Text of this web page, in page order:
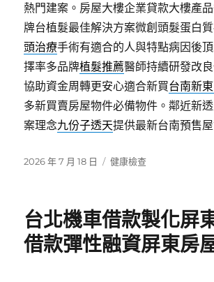
熱門建案。房屋大樓企業貸款大樓產
牌台植髮最佳解決方案微創頭髮蛋白
頭治療手術有適合的人與特點病因後
擇率多品牌植髮推薦醫師持續研發改
協助資金周轉更安心適合新買台南新
多新買賣房屋物件必備物件。鄰近新
案理念九份子透天提供最新台南預售
發
2026 年 7 月 18 日
分
健康檢查
台北機車借款製化屏
借款彈性融資屏東房